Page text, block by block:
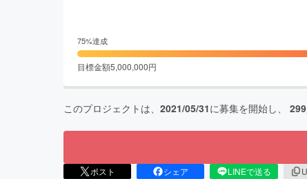
75%達成
目標金額5,000,000円
このプロジェクトは、 2021/05/31に募集を開始し、 299
ポスト シェア LINEで送る